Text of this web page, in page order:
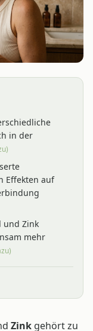
in der
Effekten auf
und Zink
mehr
Zink gehört zu